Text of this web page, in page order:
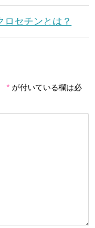
ロセチンとは？
* が付いている欄は必